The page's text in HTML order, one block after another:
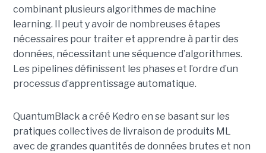
combinant plusieurs algorithmes de machine
learning. Il peut y avoir de nombreuses étapes
nécessaires pour traiter et apprendre à partir des
données, nécessitant une séquence d’algorithmes.
Les pipelines définissent les phases et l’ordre d’un
processus d’apprentissage automatique.
QuantumBlack a créé Kedro en se basant sur les
pratiques collectives de livraison de produits ML
avec de grandes quantités de données brutes et non